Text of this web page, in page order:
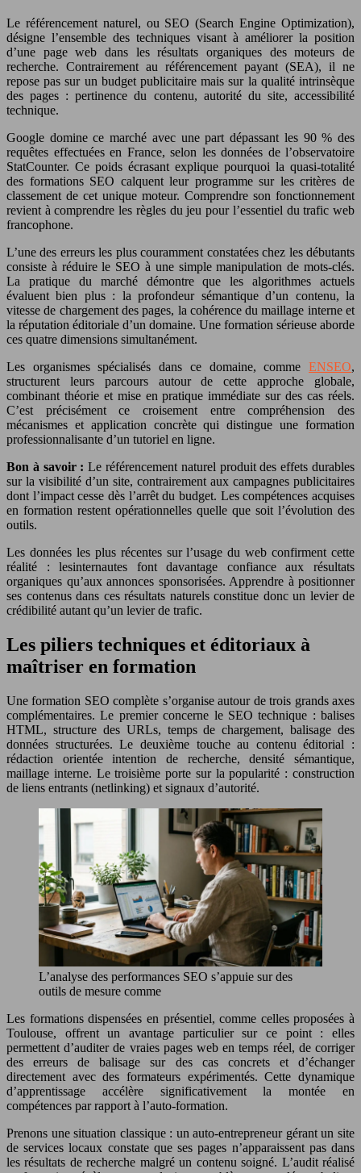
Le référencement naturel, ou SEO (Search Engine Optimization),
désigne l’ensemble des techniques visant à améliorer la position
d’une page web dans les résultats organiques des moteurs de
recherche. Contrairement au référencement payant (SEA), il ne
repose pas sur un budget publicitaire mais sur la qualité intrinsèque
des pages : pertinence du contenu, autorité du site, accessibilité
technique.
Google domine ce marché avec une part dépassant les 90 % des
requêtes effectuées en France, selon les données de l’observatoire
StatCounter. Ce poids écrasant explique pourquoi la quasi-totalité
des formations SEO calquent leur programme sur les critères de
classement de cet unique moteur. Comprendre son fonctionnement
revient à comprendre les règles du jeu pour l’essentiel du trafic web
francophone.
L’une des erreurs les plus couramment constatées chez les débutants
consiste à réduire le SEO à une simple manipulation de mots-clés.
La pratique du marché démontre que les algorithmes actuels
évaluent bien plus : la profondeur sémantique d’un contenu, la
vitesse de chargement des pages, la cohérence du maillage interne et
la réputation éditoriale d’un domaine. Une formation sérieuse aborde
ces quatre dimensions simultanément.
Les organismes spécialisés dans ce domaine, comme ENSEO,
structurent leurs parcours autour de cette approche globale,
combinant théorie et mise en pratique immédiate sur des cas réels.
C’est précisément ce croisement entre compréhension des
mécanismes et application concrète qui distingue une formation
professionnalisante d’un tutoriel en ligne.
Bon à savoir : Le référencement naturel produit des effets durables
sur la visibilité d’un site, contrairement aux campagnes publicitaires
dont l’impact cesse dès l’arrêt du budget. Les compétences acquises
en formation restent opérationnelles quelle que soit l’évolution des
outils.
Les données les plus récentes sur l’usage du web confirment cette
réalité : lesinternautes font davantage confiance aux résultats
organiques qu’aux annonces sponsorisées. Apprendre à positionner
ses contenus dans ces résultats naturels constitue donc un levier de
crédibilité autant qu’un levier de trafic.
Les piliers techniques et éditoriaux à
maîtriser en formation
Une formation SEO complète s’organise autour de trois grands axes
complémentaires. Le premier concerne le SEO technique : balises
HTML, structure des URLs, temps de chargement, balisage des
données structurées. Le deuxième touche au contenu éditorial :
rédaction orientée intention de recherche, densité sémantique,
maillage interne. Le troisième porte sur la popularité : construction
de liens entrants (netlinking) et signaux d’autorité.
L’analyse des performances SEO s’appuie sur des
outils de mesure comme
Les formations dispensées en présentiel, comme celles proposées à
Toulouse, offrent un avantage particulier sur ce point : elles
permettent d’auditer de vraies pages web en temps réel, de corriger
des erreurs de balisage sur des cas concrets et d’échanger
directement avec des formateurs expérimentés. Cette dynamique
d’apprentissage accélère significativement la montée en
compétences par rapport à l’auto-formation.
Prenons une situation classique : un auto-entrepreneur gérant un site
de services locaux constate que ses pages n’apparaissent pas dans
les résultats de recherche malgré un contenu soigné. L’audit réalisé